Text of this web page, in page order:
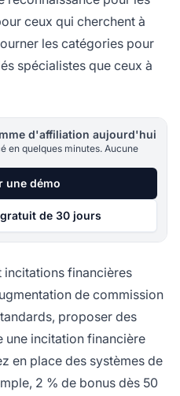
ceux qui cherchent à
les catégories pour
spécialistes que ceux à
d'affiliation aujourd'hui
en quelques minutes. Aucune
une démo
de 30 jours
incitations financières
de commission
proposer des
une incitation financière
en place des systèmes de
2 % de bonus dès 50